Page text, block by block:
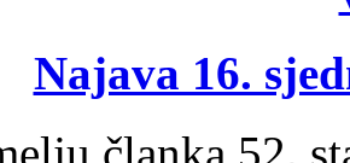
Najava 16.